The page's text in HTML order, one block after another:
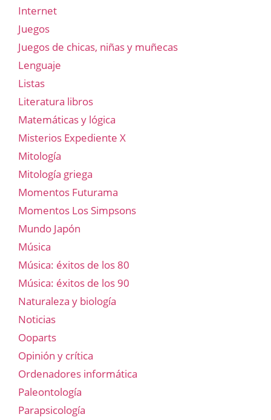
Internet
Juegos
Juegos de chicas, niñas y muñecas
Lenguaje
Listas
Literatura libros
Matemáticas y lógica
Misterios Expediente X
Mitología
Mitología griega
Momentos Futurama
Momentos Los Simpsons
Mundo Japón
Música
Música: éxitos de los 80
Música: éxitos de los 90
Naturaleza y biología
Noticias
Ooparts
Opinión y crítica
Ordenadores informática
Paleontología
Parapsicología